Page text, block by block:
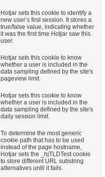
Hotjar sets this cookie to identify a
new user’s first session. It stores a
true/false value, indicating whether
it was the first time Hotjar saw this
user.
Hotjar sets this cookie to know
whether a user is included in the
data sampling defined by the site's
pageview limit.
Hotjar sets this cookie to know
whether a user is included in the
data sampling defined by the site's
daily session limit.
To determine the most generic
cookie path that has to be used
instead of the page hostname,
Hotjar sets the _hjTLDTest cookie
to store different URL substring
alternatives until it fails.